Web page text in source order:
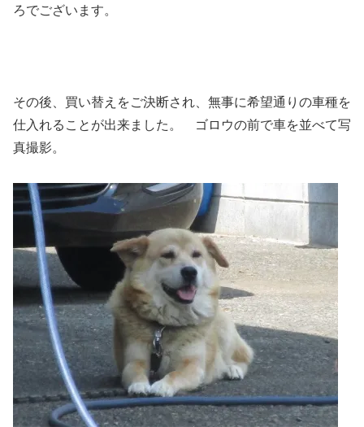
ろでございます。
その後、買い替えをご決断され、無事に希望通りの車種を
仕入れることが出来ました。 ゴロウの前で車を並べて写
真撮影。